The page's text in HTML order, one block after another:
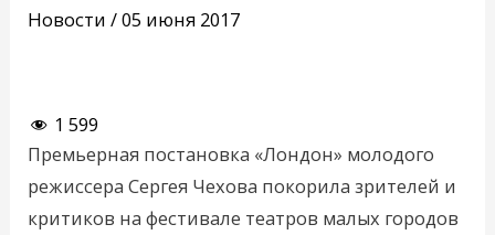
Новости /05 июня 2017
1 599
Премьерная постановка «Лондон» молодого
режиссера Сергея Чехова покорила зрителей и
критиков на фестивале театров малых городов